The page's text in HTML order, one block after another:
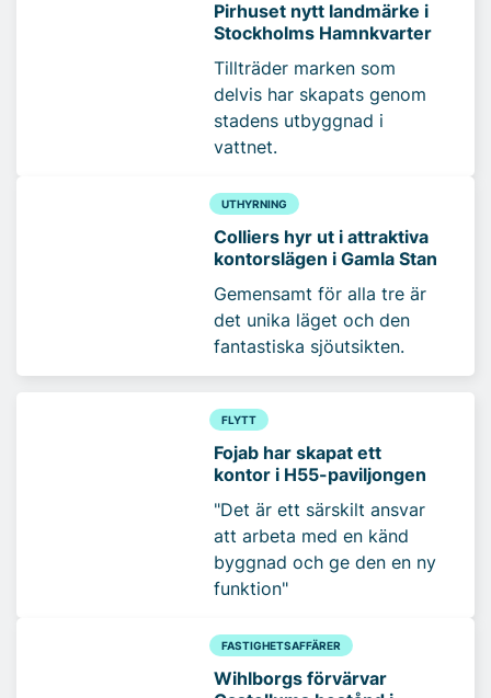
Pirhuset nytt landmärke i
Stockholms Hamnkvarter
Tillträder marken som
delvis har skapats genom
stadens utbyggnad i
vattnet.
UTHYRNING
Colliers hyr ut i attraktiva
kontorslägen i Gamla Stan
Gemensamt för alla tre är
det unika läget och den
fantastiska sjöutsikten.
FLYTT
Fojab har skapat ett
kontor i H55-paviljongen
"Det är ett särskilt ansvar
att arbeta med en känd
byggnad och ge den en ny
funktion"
FASTIGHETSAFFÄRER
Wihlborgs förvärvar